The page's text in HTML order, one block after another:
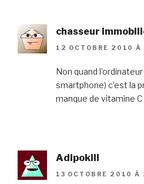
chasseur
12 OCTOBRE 2010 À
Non quand
smartphone) c’est la
manque de vitamine C
Adipokill
13 OCTOBRE 2010 À